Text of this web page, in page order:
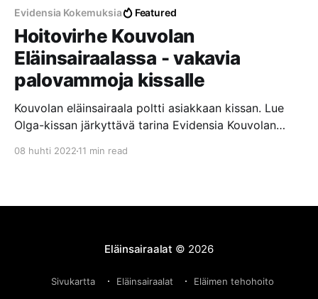
Evidensia Kokemuksia Featured
Hoitovirhe Kouvolan
Eläinsairaalassa - vakavia
palovammoja kissalle
Kouvolan eläinsairaala poltti asiakkaan kissan. Lue
Olga-kissan järkyttävä tarina Evidensia Kouvolan
08 huhti 2022 11 min read
Eläinsairaalat © 2026
Sivukartta Eläinsairaalat Eläimen tehohoito